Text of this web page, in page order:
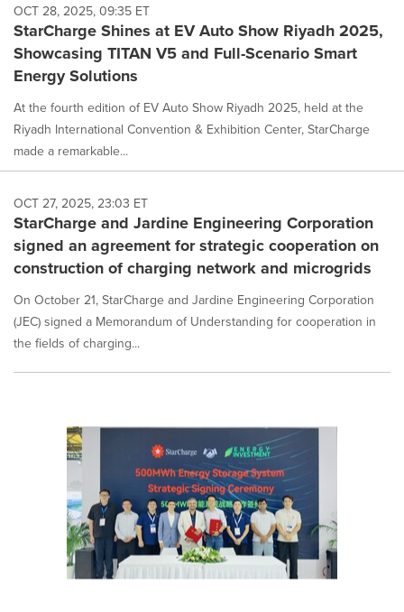
OCT 28, 2025, 09:35 ET
StarCharge Shines at EV Auto Show Riyadh 2025,
Showcasing TITAN V5 and Full-Scenario Smart
Energy Solutions
At the fourth edition of EV Auto Show Riyadh 2025, held at the
Riyadh International Convention & Exhibition Center, StarCharge
made a remarkable...
OCT 27, 2025, 23:03 ET
StarCharge and Jardine Engineering Corporation
signed an agreement for strategic cooperation on
construction of charging network and microgrids
On October 21, StarCharge and Jardine Engineering Corporation
(JEC) signed a Memorandum of Understanding for cooperation in
the fields of charging...